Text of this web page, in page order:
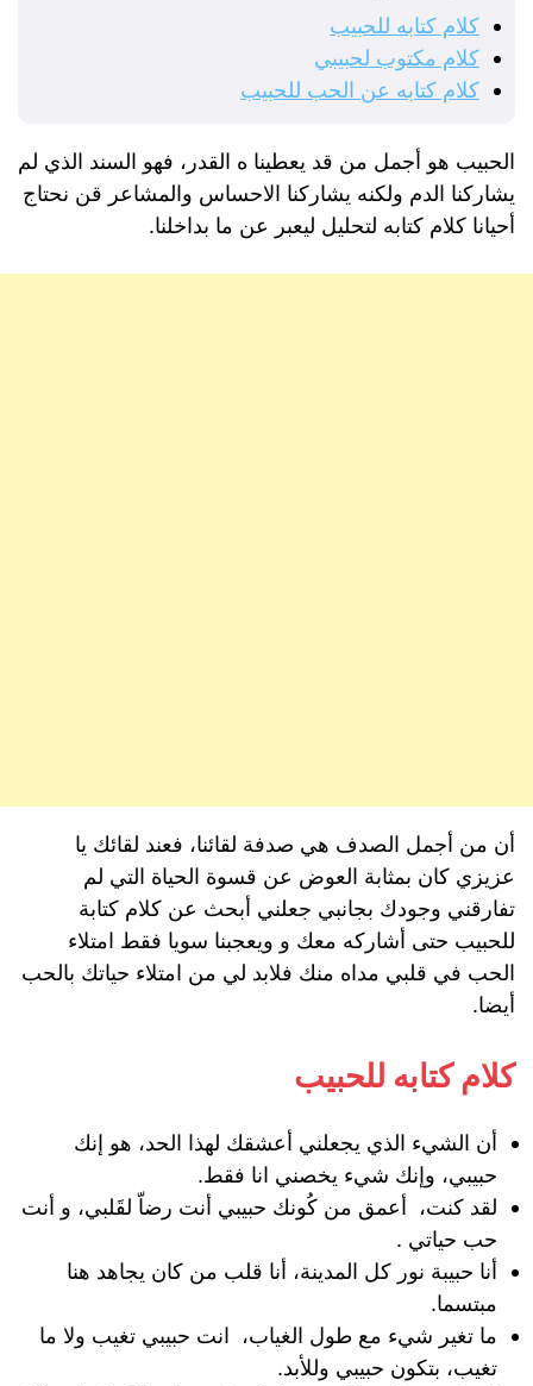
كلام كتابه للحبيب
كلام مكتوب لحبيبي
كلام كتابه عن الحب للحبيب
الحبيب هو أجمل من قد يعطينا ه القدر، فهو السند الذي لم
يشاركنا الدم ولكنه يشاركنا الاحساس والمشاعر قن نحتاج
أحيانا كلام كتابه لتحليل ليعبر عن ما بداخلنا.
أن من أجمل الصدف هي صدفة لقائنا، فعند لقائك يا
عزيزي كان بمثابة العوض عن قسوة الحياة التي لم
تفارقني وجودك بجانبي جعلني أبحث عن كلام كتابة
للحبيب حتى أشاركه معك و ويعجبنا سويا فقط امتلاء
الحب في قلبي مداه منك فلابد لي من امتلاء حياتك بالحب
أيضا.
كلام كتابه للحبيب
أن الشيء الذي يجعلني أعشقك لهذا الحد، هو إنك
حبيبي، وإنك شيء يخصني انا فقط.
لقد كنت، أعمق من كُونك حبيبي أنت رضاّ لقَلبي، و أنت
حب حياتي .
أنا حبيبة نور كل المدينة، أنا قلب من كان يجاهد هنا
مبتسما.
ما تغير شيء مع طول الغياب، انت حبيبي تغيب ولا ما
تغيب، بتكون حبيبي وللأبد.